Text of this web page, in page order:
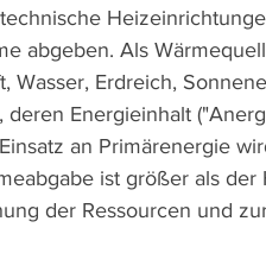
abgeben. Als
Wasser, Erdreich,
deren Energieinhalt
an Primärenergie
ist größer als
der Ressourcen und